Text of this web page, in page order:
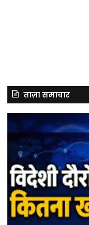
ताज़ा समाचार